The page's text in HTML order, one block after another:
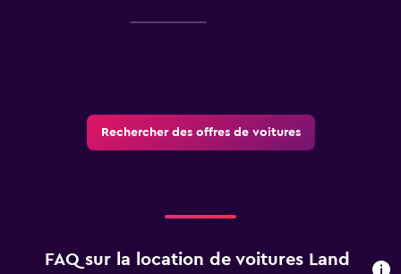
Rechercher des offres de voitures
FAQ sur la location de voitures Land